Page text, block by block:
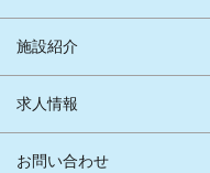
施設紹介
求人情報
お問い合わせ